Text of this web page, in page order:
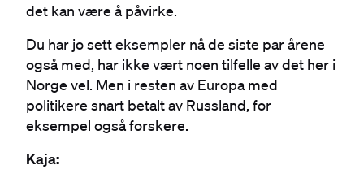
det kan være å påvirke.
Du har jo sett eksempler nå de siste par årene
også med, har ikke vært noen tilfelle av det her i
Norge vel. Men i resten av Europa med
politikere snart betalt av Russland, for
eksempel også forskere.
Kaja: